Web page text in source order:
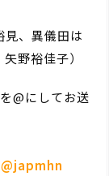
見、異儀田は
野裕佳子）
にしてお送